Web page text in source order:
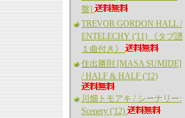
盤]
TREVOR GORDON HALL /
ENTELECHY ('11) 《タブ譜
１曲付き》
住出勝則 [MASA SUMIDE]
/ HALF & HALF ('12)
川畑トモアキ / シーナリー:
Scenery ('12)